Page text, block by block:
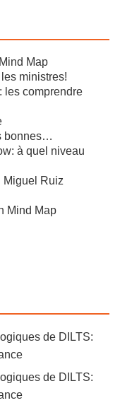
Map
ministres!
les comprendre
bonnes…
à quel niveau
Miguel Ruiz
Mind Map
de DILTS:
de DILTS: